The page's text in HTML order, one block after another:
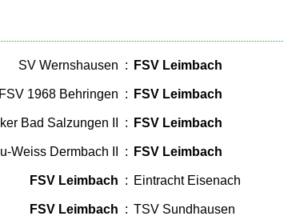
SV Wernshausen : FSV Leimbach
FSV 1968 Behringen : FSV Leimbach
Bad Salzungen II : FSV Leimbach
Weiss Dermbach II : FSV Leimbach
FSV Leimbach : Eintracht Eisenach
FSV Leimbach : TSV Sundhausen